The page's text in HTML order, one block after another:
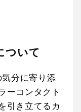
ついて
分に寄り添
ーコンタクト
引き立てるカ